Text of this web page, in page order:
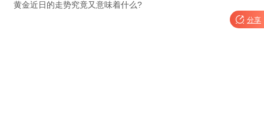
黄金近日的走势究竟又意味着什么?
 分享